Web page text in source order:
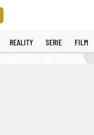
REALITY SERIE FILM